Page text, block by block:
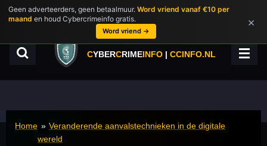
Geen adverteerders, geen betaalmuur. Word vriend vanaf €10 per
maand en houd Cybercrimeinfo gratis.
Word vriend →
×
Ga
direct
hoofdinhoud
CYBERCRIMEINFO | CCINFO.NL
Home » Veranderende aanvalstechnieken in de digitale
wereld